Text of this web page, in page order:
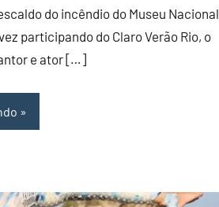
do incêndio do Museu Nacional
participando do Claro Verão Rio, o
e ator […]